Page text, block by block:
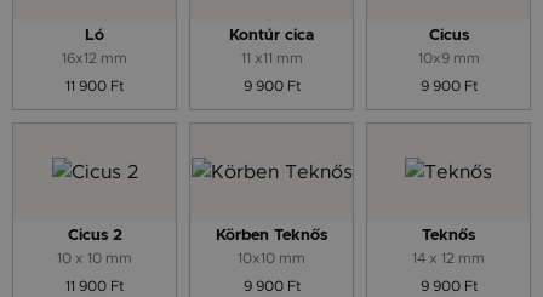
Ló
16x12 mm
11 900 Ft
Kontúr cica
11 x11 mm
9 900 Ft
Cicus
10x9 mm
9 900 Ft
Cicus 2
10 x 10 mm
11 900 Ft
Körben Teknős
10x10 mm
9 900 Ft
Teknős
14 x 12 mm
9 900 Ft